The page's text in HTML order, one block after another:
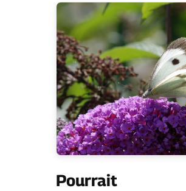
Pourrait